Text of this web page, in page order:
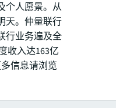
个人愿景。从
天。仲量联行
行业务遍及全
收入达163亿
信息请浏览